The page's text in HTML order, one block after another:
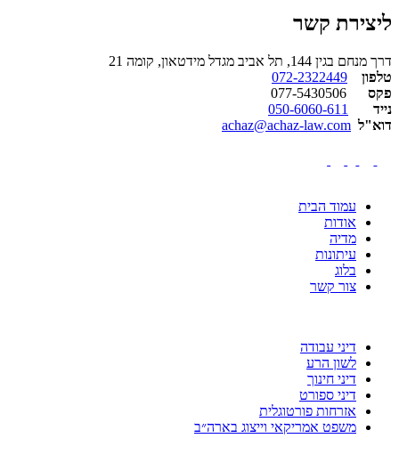
ליצירת קשר
דרך מנחם בגין 144, תל אביב מגדל מידטאון, קומה 21
טלפון 072-2322449
פקס 077-5430506
נייד
050-6060-611
דוא"ל achaz@achaz-law.com
עמוד הבית
אודות
מדיה
עיתונות
בלוג
צור קשר
דיני עבודה
לשון הרע
דיני חינוך
דיני ספורט
אזרחות פורטוגלית
משפט אמריקאי וייצוג בארה״ב